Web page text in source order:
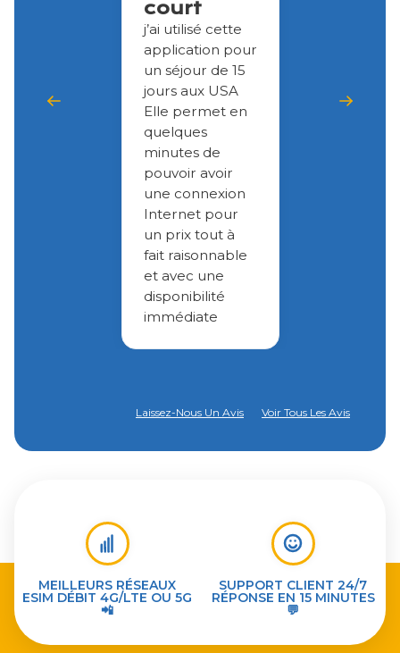
court
j’ai utilisé cette
application pour
un séjour de 15
jours aux USA
Elle permet en
quelques
minutes de
pouvoir avoir
une connexion
Internet pour
un prix tout à
fait raisonnable
et avec une
disponibilité
immédiate
Laissez-Nous Un Avis Voir Tous Les Avis
MEILLEURS RÉSEAUX
ESIM DÉBIT 4G/LTE OU 5G
📲
SUPPORT CLIENT 24/7
RÉPONSE EN 15 MINUTES
💬